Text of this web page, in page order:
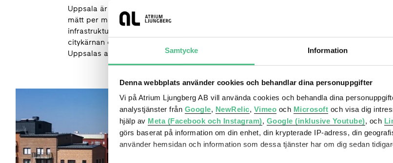
Samtycke Information
Denna webbplats använder cookies och behandlar dina personuppgifter
Vi på Atrium Ljungberg AB vill använda cookies och behandla dina
analystjänster från Google, NewRelic, Vimeo och Microsoft och visa dig
hjälp av Meta (Facebook och Instagram), Google (inklusive Youtube), och
görs baserat på information om din enhet, din krypterade IP-adress, din
använder hemsidan och information som dessa tjänster har om dig sedan
Uppsala är landets fjärde storstad och en av de snabbast växande kommunerna i
mätt per medborgare är bland det högsta i landet och satsningar i miljardklassen på
infrastruktur vittnar om stadens starka attraktionskraft. Vi brinner för att vara en del av
citykärnan och kommer att fortsätta vara drivande i utvecklingen av Gränbystaden – en
Uppsalas andra stadskärna.
Gränbystaden - här utvecklas den framtidssmarta staden.
Läs mer om Gränbystaden
Uppsala city